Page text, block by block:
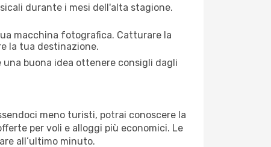
durante i mesi dell'alta stagione.
macchina fotografica. Catturare la
la tua destinazione.
una buona idea ottenere consigli dagli
meno turisti, potrai conoscere la
per voli e alloggi più economici. Le
all’ultimo minuto.